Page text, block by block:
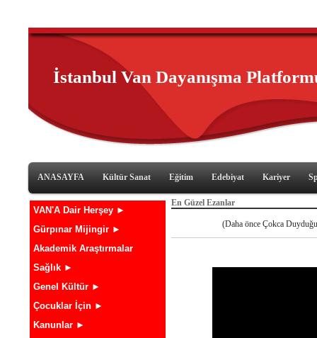
İstanbul Van Dayanışma
ANASAYFA Kültür Sanat Eğitim Edebiyat Kariyer
VAN'A Dair Herşey ►
Gürpınar Mijingir ►
Akademik Araştırmalar
Sağlık ►
Genel Kültür ►
Çocuklar İçin ►
Kanunlar ►
En Güzel Ezanlar
(Daha önce Çokca